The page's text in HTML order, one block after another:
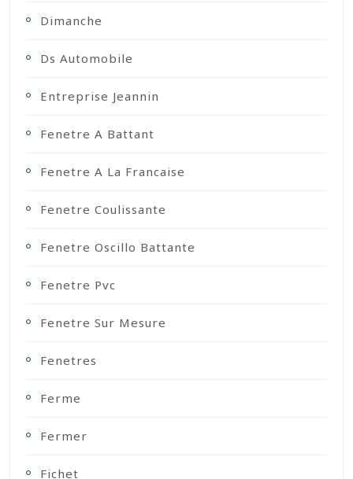
Dimanche
Ds Automobile
Entreprise Jeannin
Fenetre A Battant
Fenetre A La Francaise
Fenetre Coulissante
Fenetre Oscillo Battante
Fenetre Pvc
Fenetre Sur Mesure
Fenetres
Ferme
Fermer
Fichet